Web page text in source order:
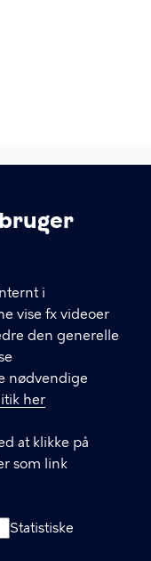
i
vise fx videoer
den generelle
nødvendige
her
at klikke på
som link
Statistiske